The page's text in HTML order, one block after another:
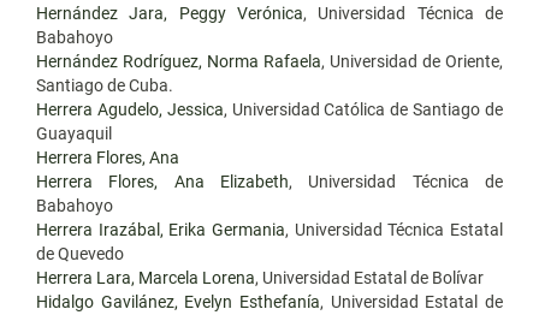
Hernández Jara, Peggy Verónica, Universidad Técnica de
Babahoyo
Hernández Rodríguez, Norma Rafaela, Universidad de Oriente,
Santiago de Cuba.
Herrera Agudelo, Jessica, Universidad Católica de Santiago de
Guayaquil
Herrera Flores, Ana
Herrera Flores, Ana Elizabeth, Universidad Técnica de
Babahoyo
Herrera Irazábal, Erika Germania, Universidad Técnica Estatal
de Quevedo
Herrera Lara, Marcela Lorena, Universidad Estatal de Bolívar
Hidalgo Gavilánez, Evelyn Esthefanía, Universidad Estatal de